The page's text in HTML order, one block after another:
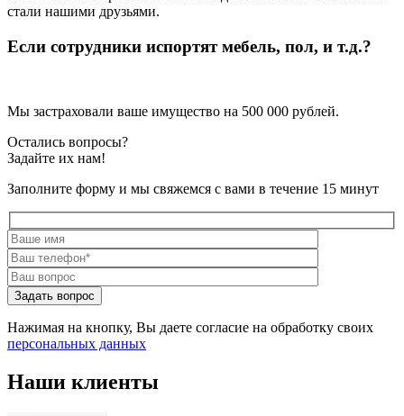
стали нашими друзьями.
Если сотрудники испортят мебель, пол, и т.д.?
Мы застраховали ваше имущество на 500 000 рублей.
Остались вопросы?
Задайте их нам!
Заполните форму и мы свяжемся с вами в течение 15 минут
Нажимая на кнопку, Вы даете согласие на обработку своих
персональных данных
Наши клиенты